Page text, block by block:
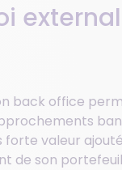
back office
forte valeur
de son